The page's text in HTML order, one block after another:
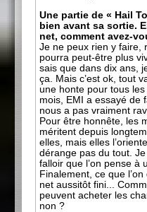
Une partie de « Hail
bien avant sa sortie.
net, comment avez-
Je ne peux rien y faire,
pourra peut-être plus
sais que dans dix ans,
ça. Mais c’est ok, tout
une honte pour tous
mois, EMI a essayé de
nous a pas vraiment
Pour être honnête, les
méritent depuis
elles, mais elles
dérange pas du tout.
falloir que l’on pense à
Finalement, ce que
net aussitôt fini...
peuvent acheter les
non ?